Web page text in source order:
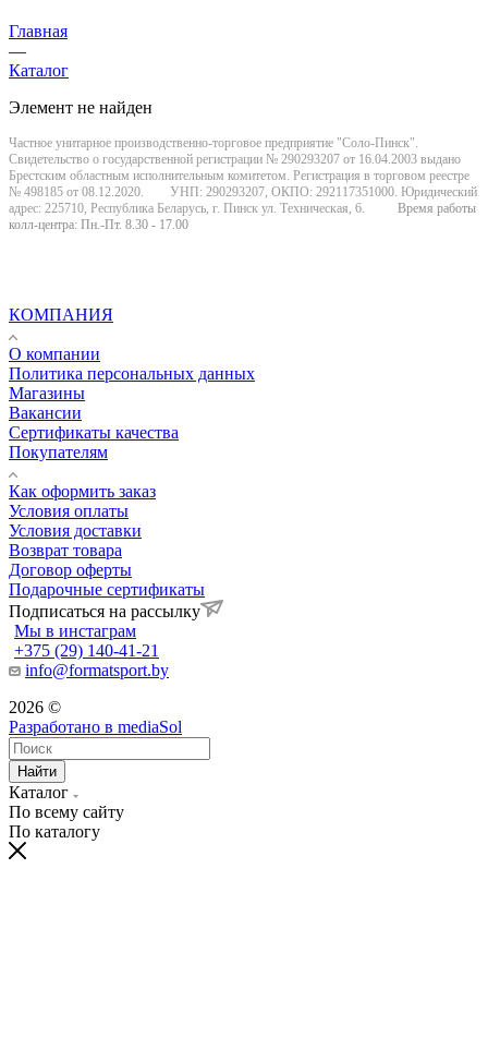
Главная
—
Каталог
Элемент не найден
Частное унитарное производственно-торговое предприятие "Соло-Пинск".
Свидетельство о государственной регистрации № 290293207 от 16.04.2003 выдано
Брестским областным исполнительным комитетом. Регистрация в торговом реестре
№ 498185 от 08.12.2020. УНП: 290293207, ОКПО: 292117351000. Юридический
адрес: 225710, Республика Беларусь, г. Пинск ул. Техническая, 6.
Время работы
колл-центра: Пн.-Пт. 8.30 - 17.00
КОМПАНИЯ
О компании
Политика персональных данных
Магазины
Вакансии
Сертификаты качества
Покупателям
Как оформить заказ
Условия оплаты
Условия доставки
Возврат товара
Договор оферты
Подарочные сертификаты
Подписаться на рассылку
Мы в инстаграм
+375 (29) 140-41-21
info@formatsport.by
2026 ©
Разработано в mediaSol
Найти
Каталог
По всему сайту
По каталогу